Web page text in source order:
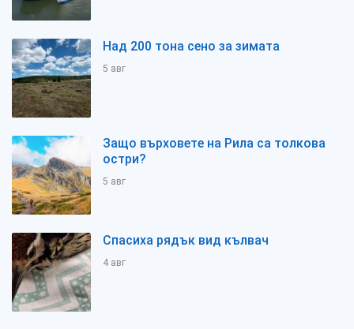
Над 200 тона сено за зимата
5 авг
Защо върховете на Рила са толкова
остри?
5 авг
Спасиха рядък вид кълвач
4 авг